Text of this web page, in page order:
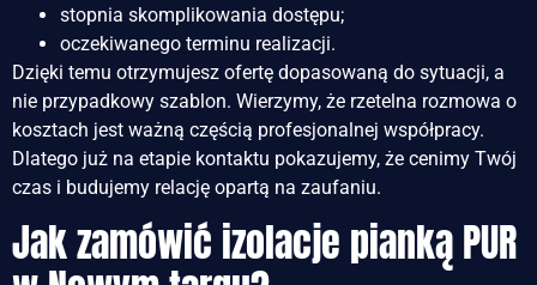
stopnia skomplikowania dostępu;
oczekiwanego terminu realizacji.
Dzięki temu otrzymujesz ofertę dopasowaną do sytuacji, a
nie przypadkowy szablon. Wierzymy, że rzetelna rozmowa o
kosztach jest ważną częścią profesjonalnej współpracy.
Dlatego już na etapie kontaktu pokazujemy, że cenimy Twój
czas i budujemy relację opartą na zaufaniu.
Jak zamówić izolacje pianką PUR